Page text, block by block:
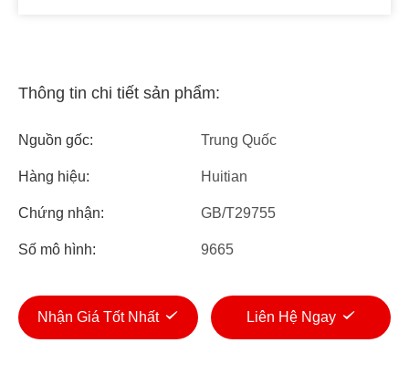
Thông tin chi tiết sản phẩm:
Nguồn gốc: Trung Quốc
Hàng hiệu: Huitian
Chứng nhận: GB/T29755
Số mô hình: 9665
Nhận Giá Tốt Nhất Liên Hệ Ngay